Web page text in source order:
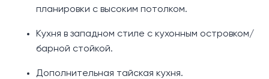
планировки с высоким потолком.
Кухня в западном стиле с кухонным островком/
барной стойкой.
Дополнительная тайская кухня.